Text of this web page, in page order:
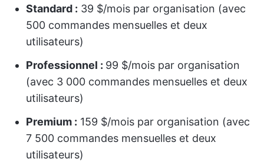
Standard : 39 $/mois par organisation (avec
500 commandes mensuelles et deux
utilisateurs)
Professionnel : 99 $/mois par organisation
(avec 3 000 commandes mensuelles et deux
utilisateurs)
Premium : 159 $/mois par organisation (avec
7 500 commandes mensuelles et deux
utilisateurs)